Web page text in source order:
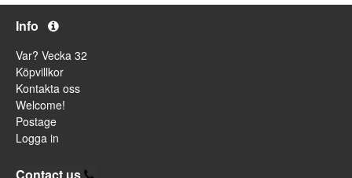
Info
Var? Vecka 32
Köpvillkor
Kontakta oss
Welcome!
Postage
Logga in